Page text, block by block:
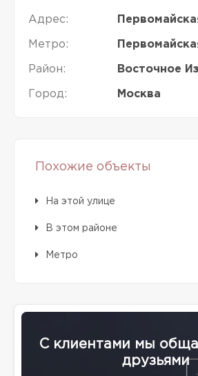
Адрес:
Метро:
Район: Восточное
Город: Москва
Похожие объекты
На этой улице
В этом районе
Метро
С клиентами мы
друзьями